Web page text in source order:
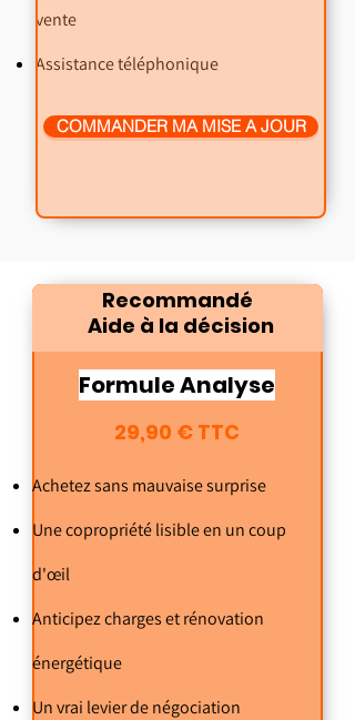
vente
Assistance téléphonique
COMMANDER MA MISE A JOUR
Achetez sans mauvaise surprise
Une copropriété lisible en un coup
d'œil
Anticipez charges et rénovation
énergétique
Un vrai levier de négociation
Formule Analyse
Recommandé
29,90 € TTC
Aide à la décision